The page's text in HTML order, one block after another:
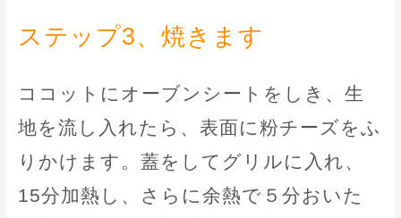
ステップ3、焼きます
ココットにオーブンシートをしき、生
地を流し入れたら、表面に粉チーズをふ
りかけます。蓋をしてグリルに入れ、
15分加熱し、さらに余熱で５分おいた